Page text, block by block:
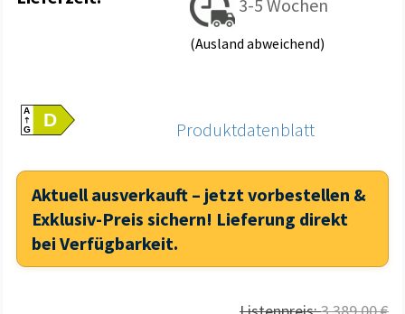
3-5 Wochen
(Ausland abweichend)
A
GD Produktdatenblatt
Aktuell ausverkauft – jetzt vorbestellen &
Exklusiv-Preis sichern! Lieferung direkt
bei Verfügbarkeit.